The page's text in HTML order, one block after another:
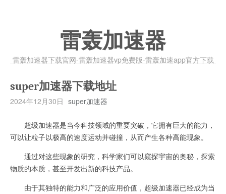
雷轰加速器
雷轰加速器下载官网-雷轰加速器vp免费版-雷轰加速app官方下载
super加速器下载地址
2024年12月30日 super加速器
超级加速器是当今科技领域的重要突破，它拥有巨大的能力，
可以让粒子以极高的速度运动并碰撞，从而产生各种高能现象。
通过对这些现象的研究，科学家们可以窥探宇宙的奥秘，探索
物质的本质，甚至开发出新的科技产品。
由于其独特的能力和广泛的应用价值，超级加速器已经成为当